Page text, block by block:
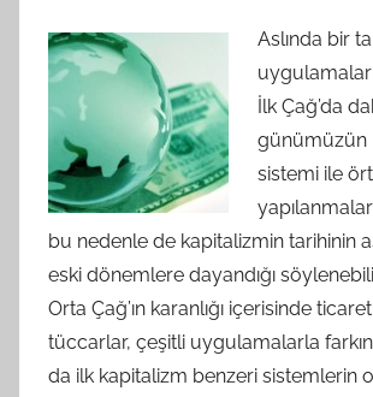
Aslında bir
İlk Çağ’da
günümüzün
sistemi ile
bu nedenle de kapitalizmin tarihinin
eski dönemlere dayandığı
Orta Çağ’ın karanlığı içerisinde
tüccarlar, çeşitli uygulamalarla
da ilk kapitalizm benzeri sistemlerin